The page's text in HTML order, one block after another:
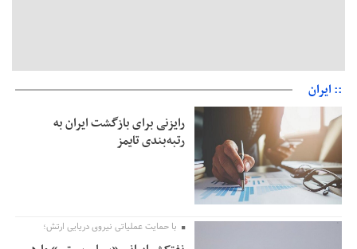
:: ایران
رایزنی برای بازگشت ایران به
رتبه‌بندی تایمز
با حمایت عملیاتی نیروی دریایی ارتش؛